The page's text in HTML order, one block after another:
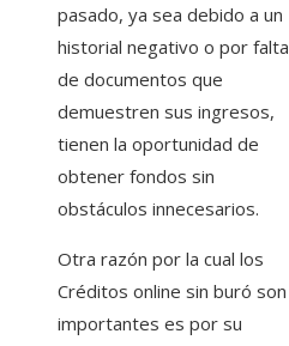
pasado, ya sea debido a un
historial negativo o por falta
de documentos que
demuestren sus ingresos,
tienen la oportunidad de
obtener fondos sin
obstáculos innecesarios.
Otra razón por la cual los
Créditos online sin buró son
importantes es por su